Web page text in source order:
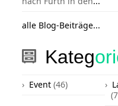
alle Blog-Beiträge...
Kateg
Event (46)